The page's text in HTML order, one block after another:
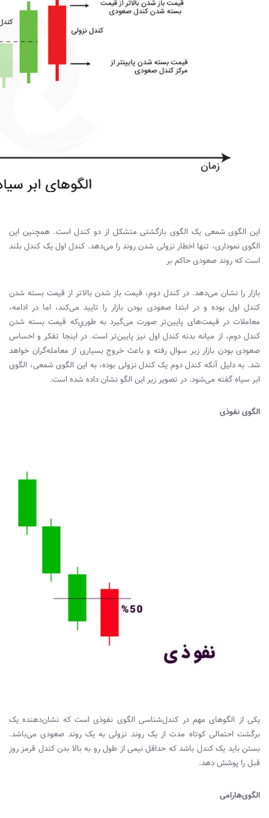
اين الگوی شمعی يک الگوی بازگشتی متشکل از دو کندل است. همچنين اين
الگوی نموداری، تنها اخطار نزولی شدن روند را می‌دهد. کندل اول يک کندل بلند
است که روند صعودی حاکم بر
بازار را نشان می‌دهد. در کندل دوم، قيمت باز شدن بالاتر از قيمت بسته شدن
کندل اول بوده و در ابتدا صعودی بودن بازار را تاييد می‌کند، اما در ادامه،
معاملات در قيمت‌های پايين‌تر صورت می‌گيرد به طوري‌که قيمت بسته شدن
کندل دوم، از ميانه بدنه کندل اول نيز ‌پايين‌تر است. در اينجا تفکر و احساس
صعودی بودن بازار زير سوال رفته و باعث خروج بسياری از معامله‌گران خواهد
شد. به دليل آنکه کندل دوم يک کندل نزولی بوده، به اين الگوی شمعی، الگوی
ابر سیاه گفته می‌شود. در تصویر زیر این الگو نشان داده شده‌ است.
الگوی نفوذی
یکی از الگوهای مهم در کندل‌شناسی الگوی نفوذی است که نشان‌دهنده یک
برگشت احتمالی کوتاه مدت از یک روند نزولی به یک روند صعودی می‌باشد.
بستن باید یک کندل باشد که حداقل نیمی از طول رو به بالا بدن کندل قرمز روز
قبل را پوشش دهد.
الگوی‌هارامی